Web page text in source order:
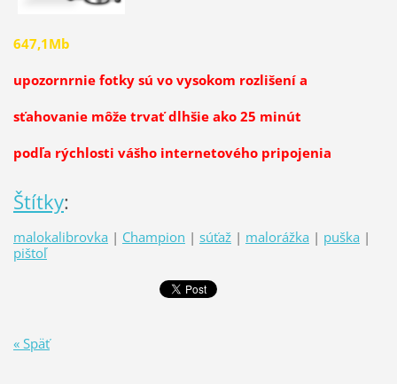
647,1Mb
upozornrnie fotky sú vo vysokom rozlišení a
sťahovanie môže trvať dlhšie ako 25 minút
podľa rýchlosti vášho internetového pripojenia
Štítky:
malokalibrovka | Champion | súťaž | malorážka | puška |
pištoľ
« Späť